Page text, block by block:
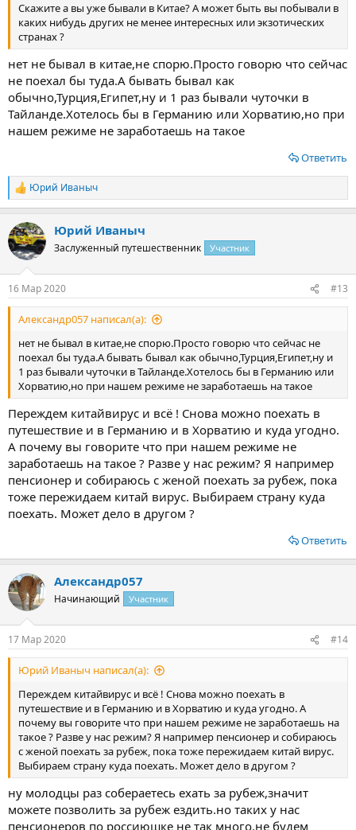
Скажите а вы уже бывали в Китае? А может быть вы побывали в
каких нибудь других не менее интересных или экзотических
странах ?
нет не бывал в китае,не спорю.Просто говорю что сейчас
не поехал бы туда.А бывать бывал как
обычно,Турция,Египет,ну и 1 раз бывали чуточки в
Тайланде.Хотелось бы в Германию или Хорватию,но при
нашем режиме не заработаешь на такое
Ответить
Р
е
к
ц
и
Юрий Иваныч
Юрий Иваныч
Заслуженный путешественник Участник
16 Мар 2020 #13
Александр057 написал(а):
нет не бывал в китае,не спорю.Просто говорю что сейчас не
поехал бы туда.А бывать бывал как обычно,Турция,Египет,ну и
1 раз бывали чуточки в Тайланде.Хотелось бы в Германию или
Хорватию,но при нашем режиме не заработаешь на такое
Переждем китайвирус и всё ! Снова можно поехать в
путешествие и в Германию и в Хорватию и куда угодно.
А почему вы говорите что при нашем режиме не
заработаешь на такое ? Разве у нас режим? Я например
пенсионер и собираюсь с женой поехать за рубеж, пока
тоже пережидаем китай вирус. Выбираем страну куда
поехать. Может дело в другом ?
Ответить
Александр057
Начинающий Участник
17 Мар 2020 #14
Юрий Иваныч написал(а):
Переждем китайвирус и всё ! Снова можно поехать в
путешествие и в Германию и в Хорватию и куда угодно. А
почему вы говорите что при нашем режиме не заработаешь на
такое ? Разве у нас режим? Я например пенсионер и собираюсь
с женой поехать за рубеж, пока тоже пережидаем китай вирус.
Выбираем страну куда поехать. Может дело в другом ?
ну молодцы раз собераетесь ехать за рубеж,значит
можете позволить за рубеж ездить.но таких у нас
пенсионеров по россиюшке не так много.не будем